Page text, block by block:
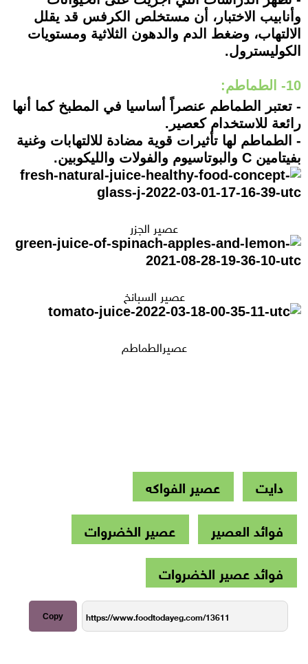
وأنابيب الاختبار، أن مستخلص الكرفس قد يقلل
الالتهاب، وضغط الدم والدهون الثلاثية ومستويات
الكوليسترول.
10- الطماطم:
- تعتبر الطماطم عنصراً أساسيا في المطبخ كما أنها
رائعة للاستخدام كعصير.
- الطماطم لها تأثيرات قوية مضادة للالتهابات وغنية
بفيتامين C والبوتاسيوم والفولات والليكوبين.
عصير الجزر
عصير السبانخ
عصيرالطماطم
دايت
عصير الفواكه
فوائد العصير
عصير الخضروات
فوائد عصير الخضروات
Copy